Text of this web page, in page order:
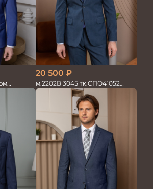
20 500 ₽
м.2202В 3045 тк.СПО41052
Костюм мужской